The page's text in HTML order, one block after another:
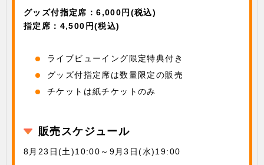
グッズ付指定席：6,000円(税込)
指定席：4,500円(税込)
ライブビューイング限定特典付き
グッズ付指定席は数量限定の販売
チケットは紙チケットのみ
販売スケジュール
8月23日(土)10:00～9月3日(水)19:00